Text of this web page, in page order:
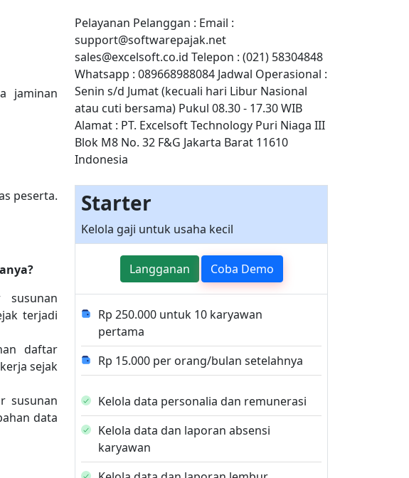
jaminan
peserta.
susunan
terjadi
daftar
sejak
susunan
data
Pelayanan Pelanggan : Email :
support@softwarepajak.net
sales@excelsoft.co.id Telepon : (021) 58304848
Whatsapp : 089668988084 Jadwal Operasional :
Senin s/d Jumat (kecuali hari Libur Nasional
atau cuti bersama) Pukul 08.30 - 17.30 WIB
Alamat : PT. Excelsoft Technology Puri Niaga III
Blok M8 No. 32 F&G Jakarta Barat 11610
Indonesia
Starter
Kelola gaji untuk usaha kecil
Langganan Coba Demo
Rp 250.000 untuk 10 karyawan
pertama
Rp 15.000 per orang/bulan setelahnya
Kelola data personalia dan remunerasi
Kelola data dan laporan absensi
karyawan